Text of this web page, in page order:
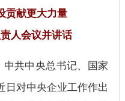
贡献更大力量
人会议并讲话
共中央总书记、国家
日对中央企业工作作出